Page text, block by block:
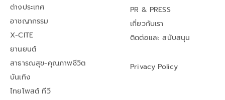
ต่างประเทศ
อาชญากรรม
X-CITE
ยานยนต์
สาธารณสุข-คุณภาพชีวิต
บันเทิง
ไทยโพสต์ ทีวี
PR & PRESS
เกี่ยวกับเรา
ติดต่อและ สนับสนุน
Privacy Policy